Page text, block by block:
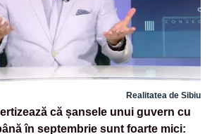
Realitatea de Sibiu
că șansele unui guvern cu
în septembrie sunt foarte mici: